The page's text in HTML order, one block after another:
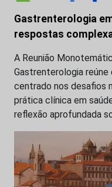
Gastrenterologia
respostas
A Reunião
Gastrenterologia
centrado nos desafios
prática clínica em
reflexão aprofundada